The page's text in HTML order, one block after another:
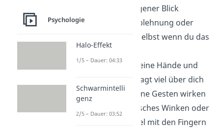
zusammengezogener Blick
dagegen zeigt Ablehnung oder
Unsicherheit — selbst wenn du das
Gegenteil sagst.
Gestik:Wie du deine Hände und
Arme bewegst, sagt viel über dich
aus. Ruhige, offene Gesten wirken
einladend. Hektisches Winken oder
das ständige Spiel mit den Fingern
Psychologie
Halo-Effekt
1/5 – Dauer: 04:33
Schwarmintelli
genz
2/5 – Dauer: 03:52